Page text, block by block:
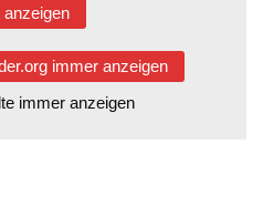
anzeigen
immer anzeigen
immer anzeigen